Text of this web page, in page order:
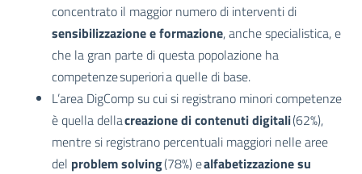
concentrato il maggior numero di interventi di
sensibilizzazione e formazione, anche specialistica, e
che la gran parte di questa popolazione ha
competenze superiori a quelle di base.
L’area DigComp su cui si registrano minori competenze
è quella dellacreazione di contenuti digitali(62%),
mentre si registrano percentuali maggiori nelle aree
del problem solving(78%) ealfabetizzazione su